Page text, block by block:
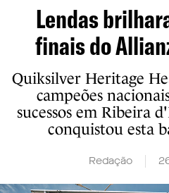
Lendas
finais do
Quiksilver Heritage
campeões
sucessos em Ribeira
conquistou esta
Redação